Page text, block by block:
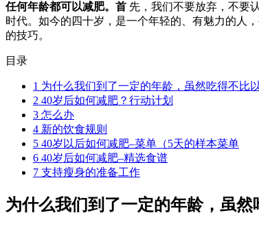
任何年龄都可以减肥。首 先，我们不要放弃，不要
时代。如今的四十岁，是一个年轻的、有魅力的人
的技巧。
目录
1 为什么我们到了一定的年龄，虽然吃得不比
2 40岁后如何减肥？行动计划
3 怎么办
4 新的饮食规则
5 40岁以后如何减肥–菜单（5天的样本菜单
6 40岁后如何减肥–精选食谱
7 支持瘦身的准备工作
为什么我们到了一定的年龄，虽